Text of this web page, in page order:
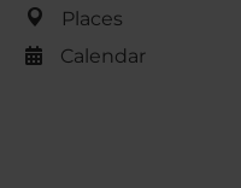
Places
Calendar